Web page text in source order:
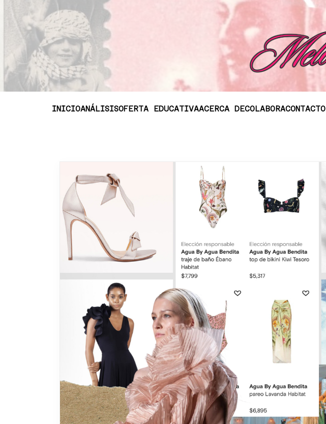
INICIOANÁLISISOFERTA EDUCATIVAACERCA DECOLABORACONTACTO